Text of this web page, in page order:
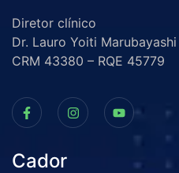
Diretor clínico
Dr. Lauro Yoiti
CRM 43380 – RQE 45779
Cador